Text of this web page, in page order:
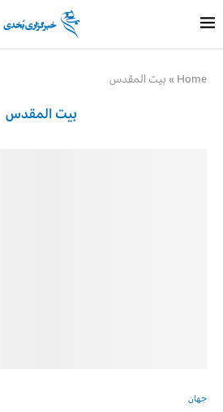
Home
» بیت المقدس
بیت المقدس
جهان